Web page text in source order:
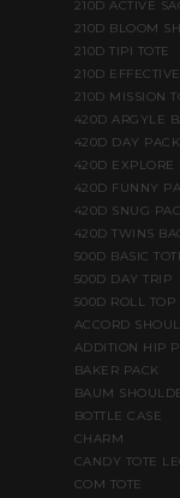
210D ACTIVE
210D BLOOM
210D TIPI TOTE
210D
210D MISSION
420D ARGYLE
420D DAY PACK
420D EXPLORE
420D FUNNY
420D SNUG
420D TWINS
500D BASIC
500D DAY TRIP
500D ROLL TOP
ACCORD
ADDITION HIP
BAKER PACK
BAUM
BOTTLE CASE
CHARM
CANDY TOTE
COM TOTE